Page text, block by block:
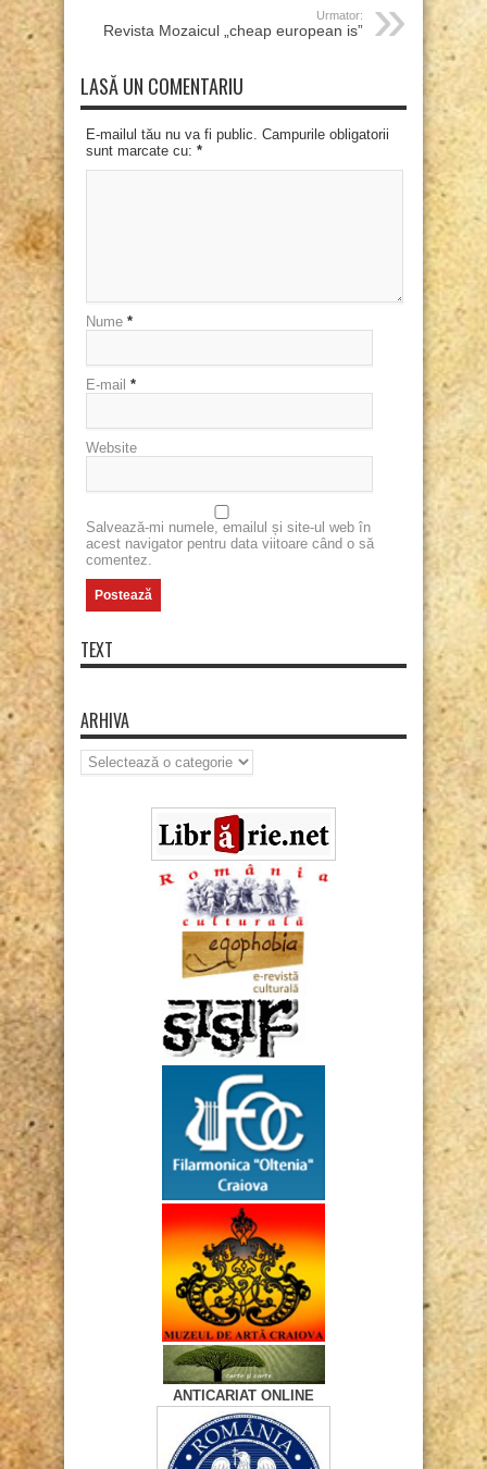
Urmator:
Revista Mozaicul „cheap european is”
LASĂ UN COMENTARIU
E-mailul tău nu va fi public. Campurile obligatorii
sunt marcate cu: *
Nume *
E-mail *
Website
Salvează-mi numele, emailul și site-ul web în
acest navigator pentru data viitoare când o să
comentez.
TEXT
ARHIVA
Arhiva
ANTICARIAT ONLINE